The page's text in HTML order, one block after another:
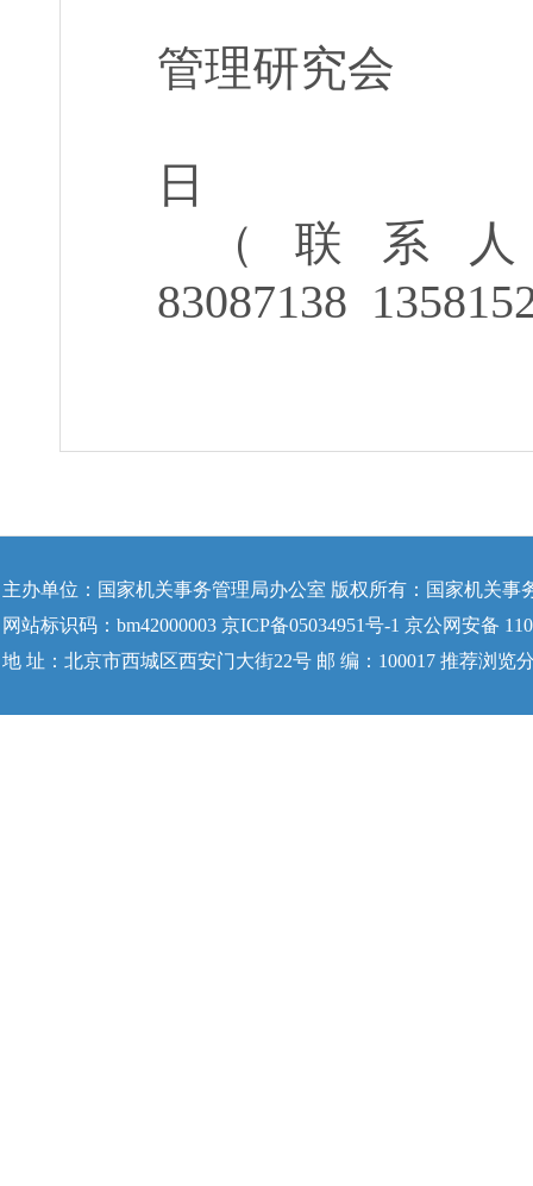
管理研究会
日
（联系
83087138
主办单位：国家机关事务管理局办公室 版权所有：国家机关事
网站标识码：bm42000003 京ICP备05034951号-1 京公网安备
地 址：北京市西城区西安门大街22号 邮 编：100017 推荐浏览